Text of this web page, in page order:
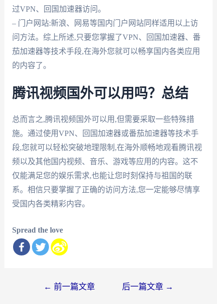
过VPN、回国加速器访问。
– 门户网站:新浪、网易等国内门户网站同样适用以上访
问方法。综上所述,只要您掌握了VPN、回国加速器、番
茄加速器等技术手段,在海外您就可以畅享国内各类应用
的内容了。
腾讯视频国外可以用吗？总结
总而言之,腾讯视频国外可以用,但需要采取一些特殊措
施。通过使用VPN、回国加速器或番茄加速器等技术手
段,您就可以轻松突破地理限制,在海外顺畅地观看腾讯视
频以及其他国内视频、音乐、游戏等应用的内容。这不
仅能满足您的娱乐需求,也能让您时刻保持与祖国的联
系。相信只要掌握了正确的访问方法,您一定能够尽情享
受国内各类精彩内容。
Spread the love
← 前一篇文章 后一篇文章 →